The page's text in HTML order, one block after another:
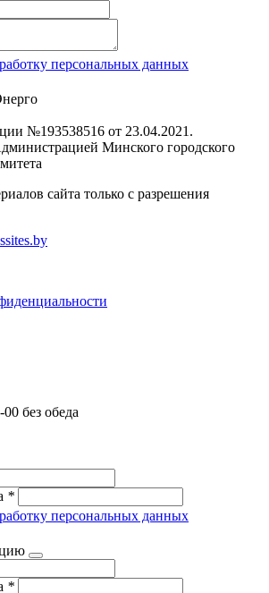
персональных данных
№193538516 от 23.04.2021.
Минского городского
сайта только с разрешения
без обеда
*
персональных данных
*